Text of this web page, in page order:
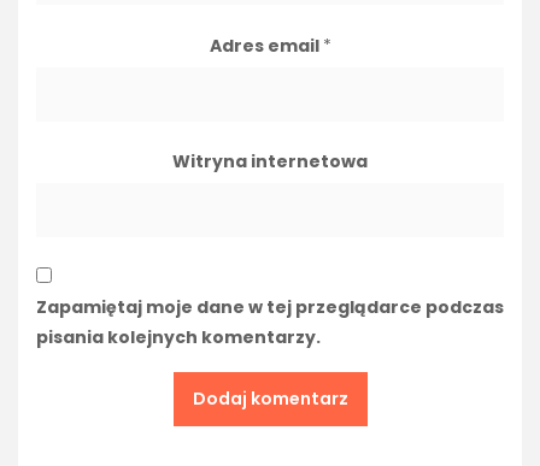
Adres email *
Witryna internetowa
Zapamiętaj moje dane w tej przeglądarce podczas
pisania kolejnych komentarzy.